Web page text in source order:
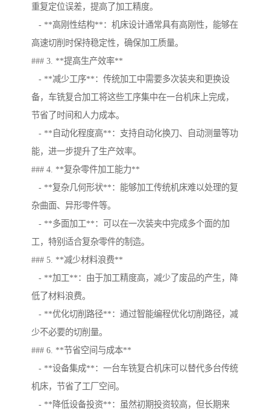
重复定位误差，提高了加工精度。
- **高刚性结构**：机床设计通常具有高刚性，能够在
高速切削时保持稳定性，确保加工质量。
### 3. **提高生产效率**
- **减少工序**：传统加工中需要多次装夹和更换设
备，车铣复合加工将这些工序集中在一台机床上完成，
节省了时间和人力成本。
- **自动化程度高**：支持自动化换刀、自动测量等功
能，进一步提升了生产效率。
### 4. **复杂零件加工能力**
- **复杂几何形状**：能够加工传统机床难以处理的复
杂曲面、异形零件等。
- **多面加工**：可以在一次装夹中完成多个面的加
工，特别适合复杂零件的制造。
### 5. **减少材料浪费**
- **加工**：由于加工精度高，减少了废品的产生，降
低了材料浪费。
- **优化切削路径**：通过智能编程优化切削路径，减
少不必要的切削量。
### 6. **节省空间与成本**
- **设备集成**：一台车铣复合机床可以替代多台传统
机床，节省了工厂空间。
- **降低设备投资**：虽然初期投资较高，但长期来